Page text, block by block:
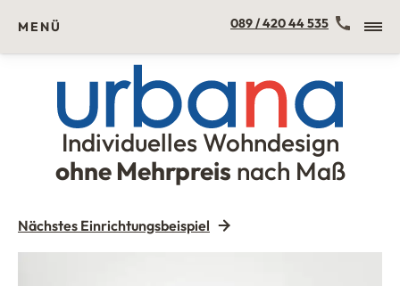
Urbana Möbel
Individuelles Wohndesign
ohne Mehrpreis nach Maß
MENÜ
Kontakt 089 / 420 44 535
Nächstes Einrichtungsbeispiel